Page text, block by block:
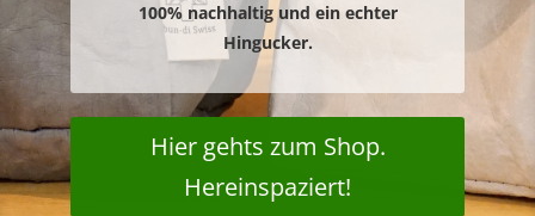
100% nachhaltig und ein echter
Hingucker.
Hier gehts zum Shop.
Hereinspaziert!